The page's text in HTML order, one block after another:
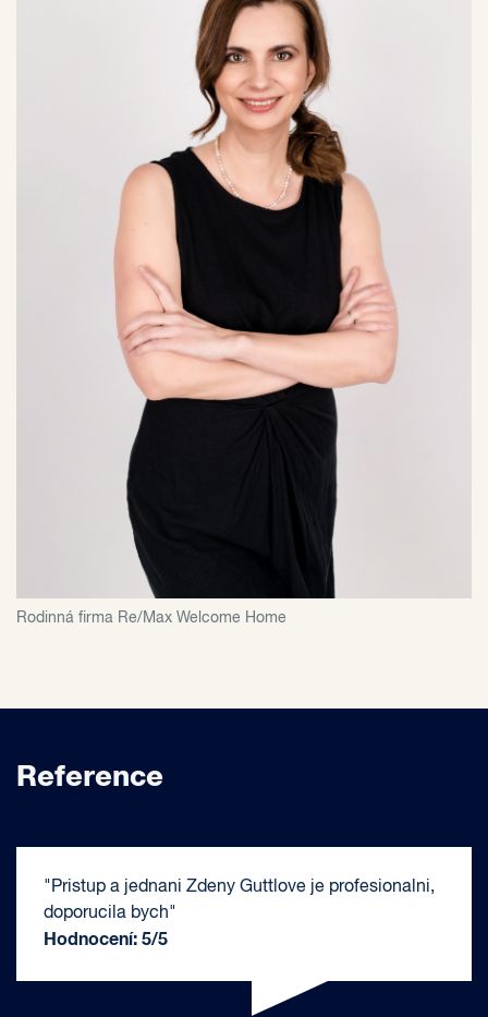
Rodinná firma Re/Max Welcome Home
Reference
"Pristup a jednani Zdeny Guttlove je profesionalni,
doporucila bych"
Hodnocení: 5/5